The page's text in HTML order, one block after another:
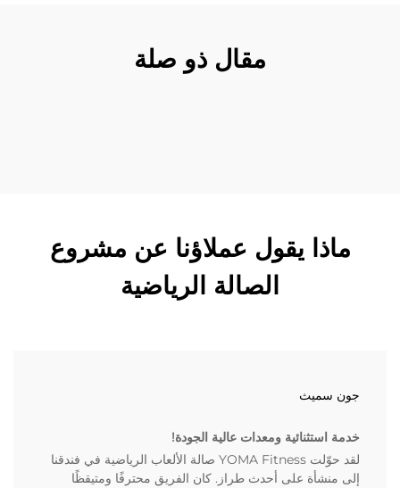
مقال ذو صلة
ماذا يقول عملاؤنا عن مشروع
الصالة الرياضية
جون سميث
خدمة استثنائية ومعدات عالية الجودة!
لقد حوّلت YOMA Fitness صالة الألعاب الرياضية في فندقنا
إلى منشأة على أحدث طراز. كان الفريق محترفًا ومتيقظًا